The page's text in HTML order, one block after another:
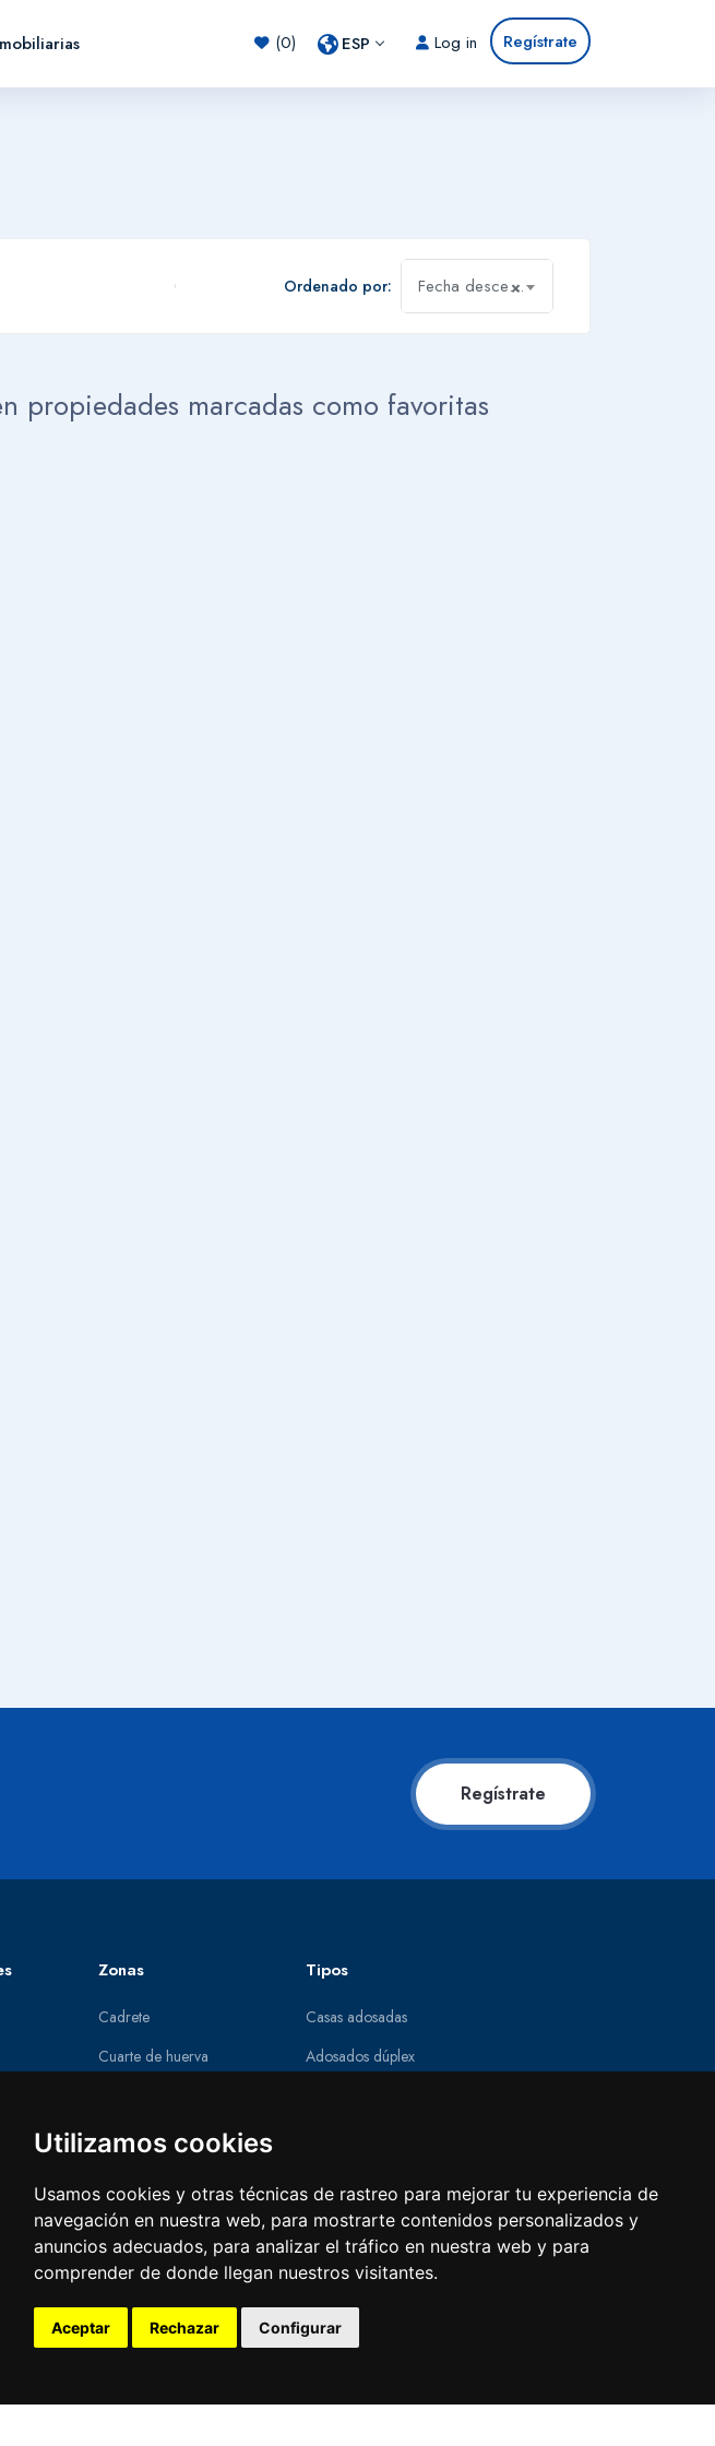
Utilizamos cookies
Usamos cookies y otras técnicas de rastreo para mejorar tu experiencia de
navegación en nuestra web, para mostrarte contenidos personalizados y
anuncios adecuados, para analizar el tráfico en nuestra web y para
comprender de donde llegan nuestros visitantes.
Aceptar Rechazar Configurar
Regístrate
Log in
ESP
(0)
Ordenado por: ×
Fecha descendente
propiedades marcadas como favoritas
Regístrate
Zonas
Cadrete
Cuarte de huerva
Zaragoza
Tipos
Casas adosadas
Adosados dúplex
Obra nueva